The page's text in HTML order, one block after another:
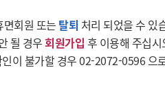
면회원 또는 탈퇴 처리 되었을 수 있
될 경우회원가입 후 이용해 주십시
이 불가할 경우 02-2072-0596 으